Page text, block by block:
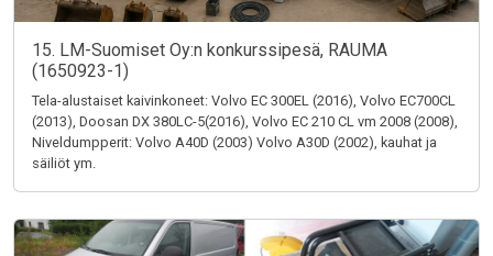
15. LM-Suomiset Oy:n konkurssipesä, RAUMA
(1650923-1)
Tela-alustaiset kaivinkoneet: Volvo EC 300EL (2016), Volvo EC700CL
(2013), Doosan DX 380LC-5(2016), Volvo EC 210 CL vm 2008 (2008),
Niveldumpperit: Volvo A40D (2003) Volvo A30D (2002), kauhat ja
säiliöt ym.